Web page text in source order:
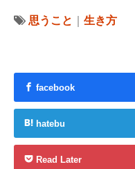
思うこと 生き方
facebook
hatebu
Read Later